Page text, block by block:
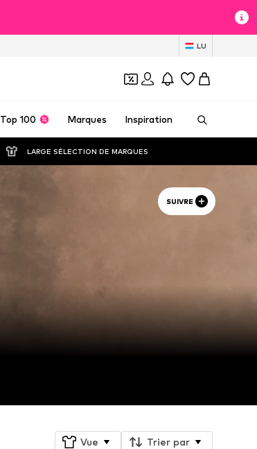
LU
Top 100 Marques Inspiration
LARGE SÉLECTION DE MARQUES
SUIVRE
Vue Trier par